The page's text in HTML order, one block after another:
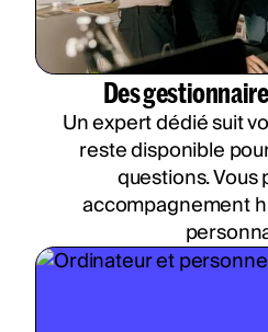
Des
Un expert dédié suit
reste disponible
questions. Vous
accompagnement